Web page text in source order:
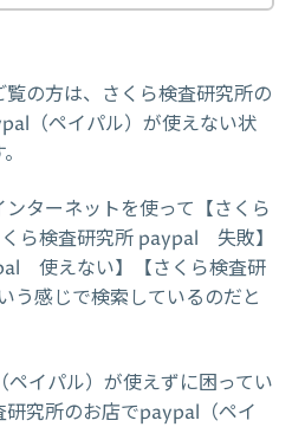
の方は、さくら検査研究所の
（ペイパル）が使えない状
ターネットを使って【さくら
ら検査研究所 paypal 失敗】
使えない】【さくら検査研
感じで検索しているのだと
イパル）が使えずに困ってい
究所のお店でpaypal（ペイ